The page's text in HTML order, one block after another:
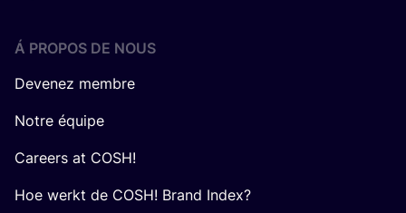
Á PROPOS DE NOUS
Devenez membre
Notre équipe
Careers at COSH!
Hoe werkt de COSH! Brand Index?